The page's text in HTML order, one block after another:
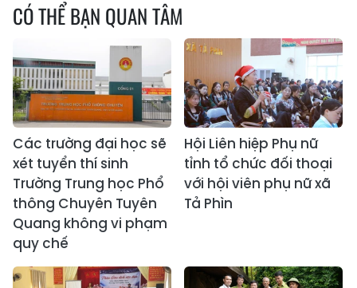
CÓ THỂ BẠN QUAN TÂM
Các trường đại học sẽ
xét tuyển thí sinh
Trường Trung học Phổ
thông Chuyên Tuyên
Quang không vi phạm
quy chế
Hội Liên hiệp Phụ nữ
tỉnh tổ chức đối thoại
với hội viên phụ nữ xã
Tả Phìn